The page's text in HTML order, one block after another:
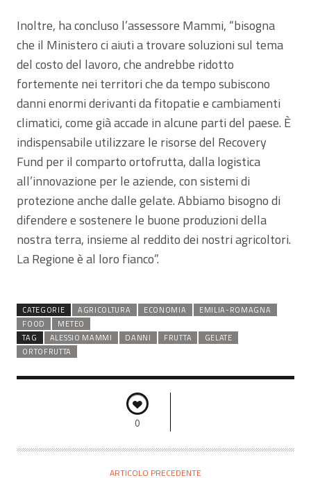
Inoltre, ha concluso l’assessore Mammi, “bisogna
che il Ministero ci aiuti a trovare soluzioni sul tema
del costo del lavoro, che andrebbe ridotto
fortemente nei territori che da tempo subiscono
danni enormi derivanti da fitopatie e cambiamenti
climatici, come già accade in alcune parti del paese. È
indispensabile utilizzare le risorse del Recovery
Fund per il comparto ortofrutta, dalla logistica
all’innovazione per le aziende, con sistemi di
protezione anche dalle gelate. Abbiamo bisogno di
difendere e sostenere le buone produzioni della
nostra terra, insieme al reddito dei nostri agricoltori.
La Regione è al loro fianco”.
CATEGORIE AGRICOLTURA ECONOMIA
EMILIA-ROMAGNA
FOOD
METEO
TAG
ALESSIO MAMMI DANNI FRUTTA
GELATE
ORTOFRUTTA
0
ARTICOLO PRECEDENTE